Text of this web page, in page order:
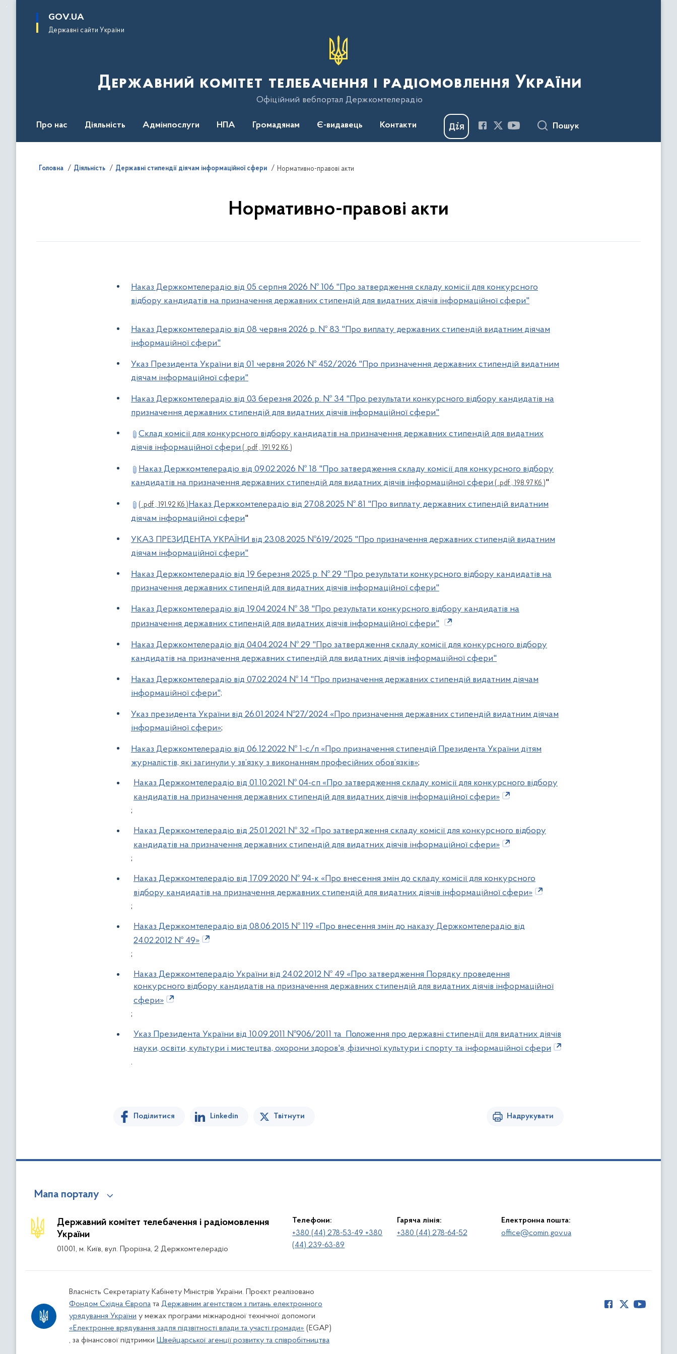
основного
GOV.UA
Державні сайти України
Державний комітет телебачення і радіомовлення України
Офіційний вебпортал Держкомтелерадіо
Про нас Діяльність Адмінпослуги НПА Громадянам Є-видавець Контакти Пошук
Головна Діяльність Державні стипендії діячам інформаційної сфери Нормативно-правові акти
Нормативно-правові акти
Наказ Держкомтелерадіо від 05 серпня 2026 № 106 "Про затвердження складу комісії для конкурсного
відбору кандидатів на призначення державних стипендій для видатних діячів інформаційної сфери"
Наказ Держкомтелерадіо від 08 червня 2026 р. № 83 "Про виплату державних стипендій видатним діячам
інформаційної сфери"
Указ Президента України від 01 червня 2026 № 452/2026 "Про призначення державних стипендій видатним
діячам інформаційної сфери"
Наказ Держкомтелерадіо від 03 березня 2026 р. № 34 "Про результати конкурсного відбору кандидатів на
призначення державних стипендій для видатних діячів інформаційної сфери"
Склад комісії для конкурсного відбору кандидатів на призначення державних стипендій для видатних
діячів інформаційної сфери ( .pdf , 191.92 Кб )
Наказ Держкомтелерадіо від 09.02.2026 № 18 "Про затвердження складу комісії для конкурсного відбору
кандидатів на призначення державних стипендій для видатних діячів інформаційної сфери ( .pdf , 198.97 Кб )"
( .pdf , 191.92 Кб )Наказ Держкомтелерадіо від 27.08.2025 № 81 "Про виплату державних стипендій видатним
діячам інформаційної сфери"
УКАЗ ПРЕЗИДЕНТА УКРАЇНИ від 23.08.2025 №619/2025 "Про призначення державних стипендій видатним
діячам інформаційної сфери"
Наказ Держкомтелерадіо від 19 березня 2025 р. № 29 "Про результати конкурсного відбору кандидатів на
призначення державних стипендій для видатних діячів інформаційної сфери"
Наказ Держкомтелерадіо від 19.04.2024 № 38 "Про результати конкурсного відбору кандидатів на
призначення державних стипендій для видатних діячів інформаційної сфери"
Наказ Держкомтелерадіо від 04.04.2024 № 29 "Про затвердження складу комісії для конкурсного відбору
кандидатів на призначення державних стипендій для видатних діячів інформаційної сфери"
Наказ Держкомтелерадіо від 07.02.2024 № 14 "Про призначення державних стипендій видатним діячам
інформаційної сфери";
Указ президента України від 26.01.2024 №27/2024 «Про призначення державних стипендій видатним діячам
інформаційної сфери»;
Наказ Держкомтелерадіо від 06.12.2022 № 1-с/п «Про призначення стипендій Президента України дітям
журналістів, які загинули у зв’язку з виконанням професійних обов’язків»;
Наказ Держкомтелерадіо від 01.10.2021 № 04-сп «Про затвердження складу комісії для конкурсного відбору
кандидатів на призначення державних стипендій для видатних діячів інформаційної сфери»
;
Наказ Держкомтелерадіо від 25.01.2021 № 32 «Про затвердження складу комісії для конкурсного відбору
кандидатів на призначення державних стипендій для видатних діячів інформаційної сфери»
;
Наказ Держкомтелерадіо від 17.09.2020 № 94-к «Про внесення змін до складу комісії для конкурсного
відбору кандидатів на призначення державних стипендій для видатних діячів інформаційної сфери»
;
Наказ Держкомтелерадіо від 08.06.2015 № 119 «Про внесення змін до наказу Держкомтелерадіо від
24.02.2012 № 49»
;
Наказ Держкомтелерадіо України від 24.02.2012 № 49 «Про затвердження Порядку проведення
конкурсного відбору кандидатів на призначення державних стипендій для видатних діячів інформаційної
сфери»
;
Указ Президента України від 10.09.2011 №906/2011 та Положення про державні стипендії для видатних діячів
науки, освіти, культури і мистецтва, охорони здоров'я, фізичної культури і спорту та інформаційної сфери
.
Поділитися Linkedin Твітнути Надрукувати
Мапа порталу
Державний комітет телебачення і радіомовлення
України
01001, м. Київ, вул. Прорізна, 2 Держкомтелерадіо
Телефони:
+380 (44) 278-53-49 +380
(44) 239-63-89
Гаряча лінія:
+380 (44) 278-64-52
Електронна пошта:
office@comin.gov.ua
Власність Секретаріату Кабінету Міністрів України. Проєкт реалізовано
Фондом Східна Європа та Державним агентством з питань електронного
урядування України у межах програми міжнародної технічної допомоги
«Електронне врядування задля підзвітності влади та участі громади» (EGAP)
, за фінансової підтримки Швейцарської агенції розвитку та співробітництва